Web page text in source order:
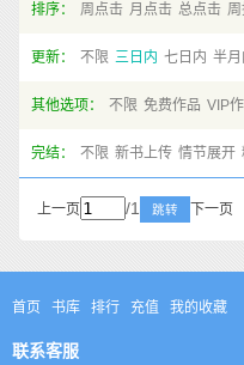
排序： 周点击 月点击 总点击
更新： 不限 三日内 七日内 半月
其他选项： 不限 免费作品 VIP
完结： 不限 新书上传 情节展开
上一页 /1 跳转 下一页
首页 书库 排行 充值 我的收藏
联系客服